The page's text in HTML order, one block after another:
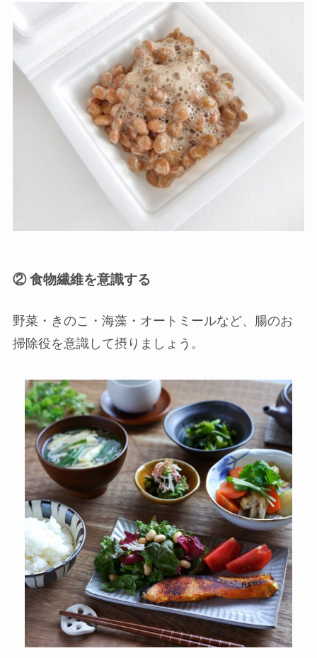
② 食物繊維を意識する
野菜・きのこ・海藻・オートミールなど、腸のお
掃除役を意識して摂りましょう。